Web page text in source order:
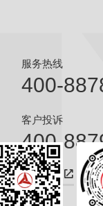
服务热线
400-
客户投诉
400-
咨询热线